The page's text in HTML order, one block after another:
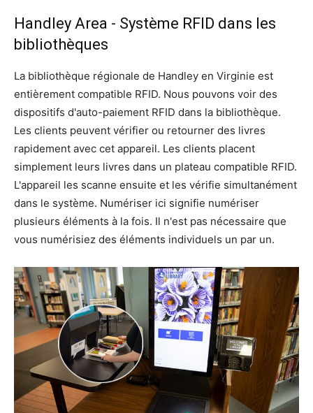
Handley Area - Système RFID dans les
bibliothèques
La bibliothèque régionale de Handley en Virginie est
entièrement compatible RFID. Nous pouvons voir des
dispositifs d'auto-paiement RFID dans la bibliothèque.
Les clients peuvent vérifier ou retourner des livres
rapidement avec cet appareil. Les clients placent
simplement leurs livres dans un plateau compatible RFID.
L'appareil les scanne ensuite et les vérifie simultanément
dans le système. Numériser ici signifie numériser
plusieurs éléments à la fois. Il n'est pas nécessaire que
vous numérisiez des éléments individuels un par un.